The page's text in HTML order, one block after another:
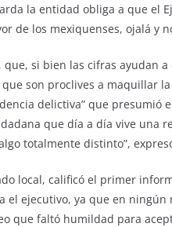
la entidad obliga a que el
de los mexiquenses, ojalá y
que, si bien las cifras ayudan
son proclives a maquillar
delictiva” que presumió
que día a día vive una
totalmente distinto”,
local, calificó el primer
el ejecutivo, ya que en
que faltó humildad para